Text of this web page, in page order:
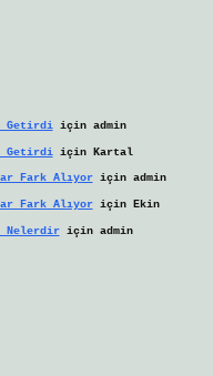
Getirdiiçin admin
Getirdiiçin Kartal
Fark Alıyoriçin admin
Fark Alıyoriçin Ekin
Nelerdiriçin admin